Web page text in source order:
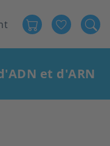
et d'ARN